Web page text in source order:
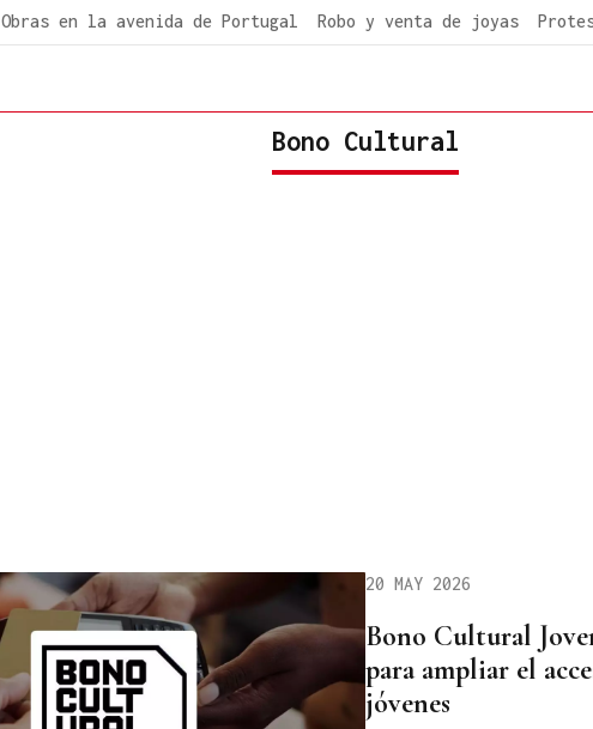
Obras en la avenida de Portugal Robo y venta de joyas
Bono Cultural
20 MAY 2026
Bono Cultural
para ampliar el
jóvenes